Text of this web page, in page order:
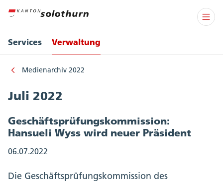
Services Verwaltung
Medienarchiv 2022
Juli 2022
Geschäftsprüfungskommission:
Hansueli Wyss wird neuer Präsident
06.07.2022
Die Geschäftsprüfungskommission des